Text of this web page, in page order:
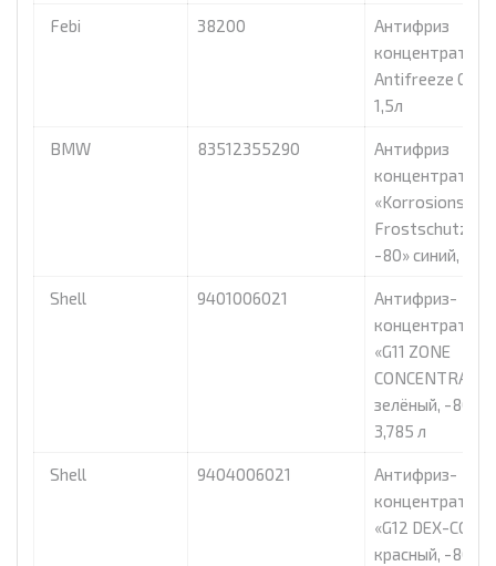
Febi 38200
Антифриз
концентрат
Antifreeze G13
1,5л
BMW 83512355290
Антифриз
концентрат
«Korrosions-
-80» синий, 1,5л
Shell 9401006021
Антифриз-
концентрат
«G11 ZONE
CONCENTRATE
зелёный, -
3,785 л
Shell 9404006021
Антифриз-
концентрат
«G12 DEX-COOL
красный, -